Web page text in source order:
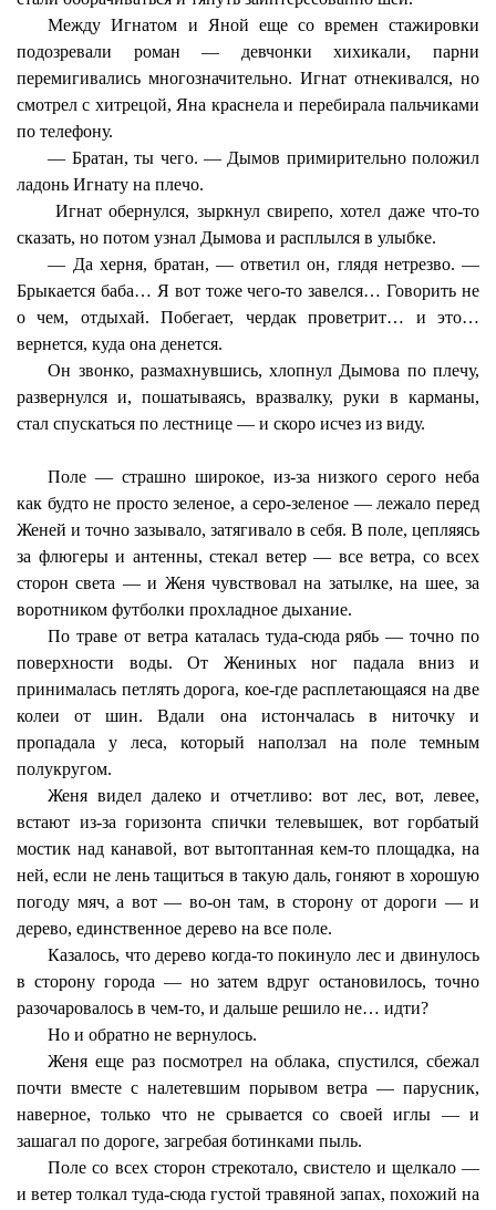
Между Игнатом и Яной еще со времен стажировки
подозревали роман — девчонки хихикали, парни
перемигивались многозначительно. Игнат отнекивался, но
смотрел с хитрецой, Яна краснела и перебирала пальчиками
по телефону.
— Братан, ты чего. — Дымов примирительно положил
ладонь Игнату на плечо.
Игнат обернулся, зыркнул свирепо, хотел даже что-то
сказать, но потом узнал Дымова и расплылся в улыбке.
— Да херня, братан, — ответил он, глядя нетрезво. —
Брыкается баба… Я вот тоже чего-то завелся… Говорить не
о чем, отдыхай. Побегает, чердак проветрит… и это…
вернется, куда она денется.
Он звонко, размахнувшись, хлопнул Дымова по плечу,
развернулся и, пошатываясь, вразвалку, руки в карманы,
стал спускаться по лестнице — и скоро исчез из виду.
Поле — страшно широкое, из-за низкого серого неба
как будто не просто зеленое, а серо-зеленое — лежало перед
Женей и точно зазывало, затягивало в себя. В поле, цепляясь
за флюгеры и антенны, стекал ветер — все ветра, со всех
сторон света — и Женя чувствовал на затылке, на шее, за
воротником футболки прохладное дыхание.
По траве от ветра каталась туда-сюда рябь — точно по
поверхности воды. От Жениных ног падала вниз и
принималась петлять дорога, кое-где расплетающаяся на две
колеи от шин. Вдали она истончалась в ниточку и
пропадала у леса, который наползал на поле темным
полукругом.
Женя видел далеко и отчетливо: вот лес, вот, левее,
встают из-за горизонта спички телевышек, вот горбатый
мостик над канавой, вот вытоптанная кем-то площадка, на
ней, если не лень тащиться в такую даль, гоняют в хорошую
погоду мяч, а вот — во-он там, в сторону от дороги — и
дерево, единственное дерево на все поле.
Казалось, что дерево когда-то покинуло лес и двинулось
в сторону города — но затем вдруг остановилось, точно
разочаровалось в чем-то, и дальше решило не… идти?
Но и обратно не вернулось.
Женя еще раз посмотрел на облака, спустился, сбежал
почти вместе с налетевшим порывом ветра — парусник,
наверное, только что не срывается со своей иглы — и
зашагал по дороге, загребая ботинками пыль.
Поле со всех сторон стрекотало, свистело и щелкало —
и ветер толкал туда-сюда густой травяной запах, похожий на